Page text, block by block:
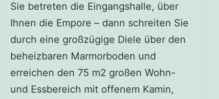
Sie betreten die Eingangshalle, über
Ihnen die Empore – dann schreiten Sie
durch eine großzügige Diele über den
beheizbaren Marmorboden und
erreichen den 75 m2 großen Wohn-
und Essbereich mit offenem Kamin,